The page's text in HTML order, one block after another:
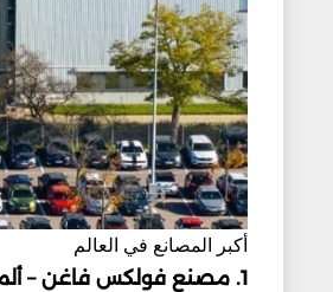
أكبر المصانع في العالم
1. مصنع فولكس فاغن – ألمانيا